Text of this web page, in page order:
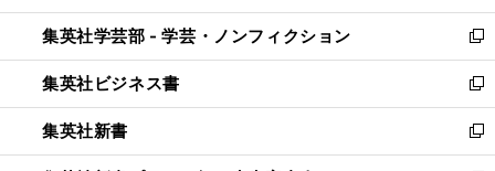
開
く
ウ
で
開
く
ン
ド
ウ
で
開
く
ウ
ィ
ン
ド
ウ
で
開
集英社学芸部 - 学芸・ノンフィクション
新
し
い
ウ
ィ
ン
集英社ビジネス書
新
し
い
ウ
集英社新書
新
し